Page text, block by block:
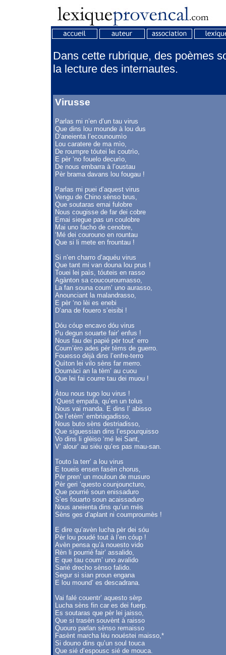
Dans cette rubrique, des poèmes
la lecture des internautes.
Virusse
Parlas mi n’en d’un tau virus
Que dins lou mounde à lou dus
D’aneienta l’ecounoumìo
Lou caratere de ma mìo,
De roumpre tóutei lei coutrìo,
E pèr ‘no fouelo decurìo,
De nous embarra à l’oustau
Pèr brama davans lou fougau !
Parlas mi puei d’aquest virus
Vengu de Chino sènso brus,
Que soutaras emai fulobre
Nous cougisse de far dei cobre
Emai siegue pas un coulobre
Mai uno facho de cenobre,
‘Mé dei courouno en rountau
Que si li mete en frountau !
Si n’en charro d’aquéu virus
Que tant mi van douna lou prus !
Touei lei paìs, tóuteis en rasso
Agànton sa coucouroumasso,
La fan souna coum’ uno aurasso,
Anounciant la malandrasso,
E pèr ‘no lèi es enebi
D’ana de fouero s’eisibi !
Dóu cóup encavo dóu virus
Pu degun souarte fair’ enfus !
Nous fau dei papié pèr tout’ erro
Coum’èro ades pèr tèms de guerro.
Fouesso déjà dins l’enfre-terro
Quìton lei vilo sèns far merro.
Doumàci an la tèm’ au cuou
Que lei fai courre tau dei muou !
Àtou nous tugo lou virus !
‘Quest empafa, qu’en un tolus
Nous vai manda. E dins l’ abisso
De l’etèrn’ embriagadisso,
Nous buto sèns destriadisso,
Que siguessian dins l’espourquisso
Vo dins li glèiso ‘mé lei Sant,
V’ alour’ au siéu qu’es pas mau-san.
Touto la terr’ a lou virus
E toueis ensen fasèn chorus,
Pèr pren’ un mouloun de musuro
Pèr geri ‘questo counjouncturo,
Que pourrié soun enissaduro
S’es fouarto soun acaissaduro
Nous aneienta dins qu’un mès
Sèns ges d’aplant ni coumproumès !
E dire qu’avèn lucha pèr dei sóu
Pèr lou poudé tout à l’en cóup !
Avèn pensa qu’à nouesto vido
Rèn li pourrié fair’ assalido,
E que tau coum’ uno avalido
Sarié drecho sènso falido.
Segur si sian proun engana
E lou mound’ es descadrana.
Vai falé couentr’ aquesto sèrp
Lucha sèns fin car es dei fuerp.
Es soutaras que pèr lei jaisso,
Que si trasèn souvènt à raisso
Quouro parlan sènso remaisso
Fasènt marcha lèu nouéstei maisso,*
Si douno dins qu’un soul touca
Que sié d’espousc sié de mouca.